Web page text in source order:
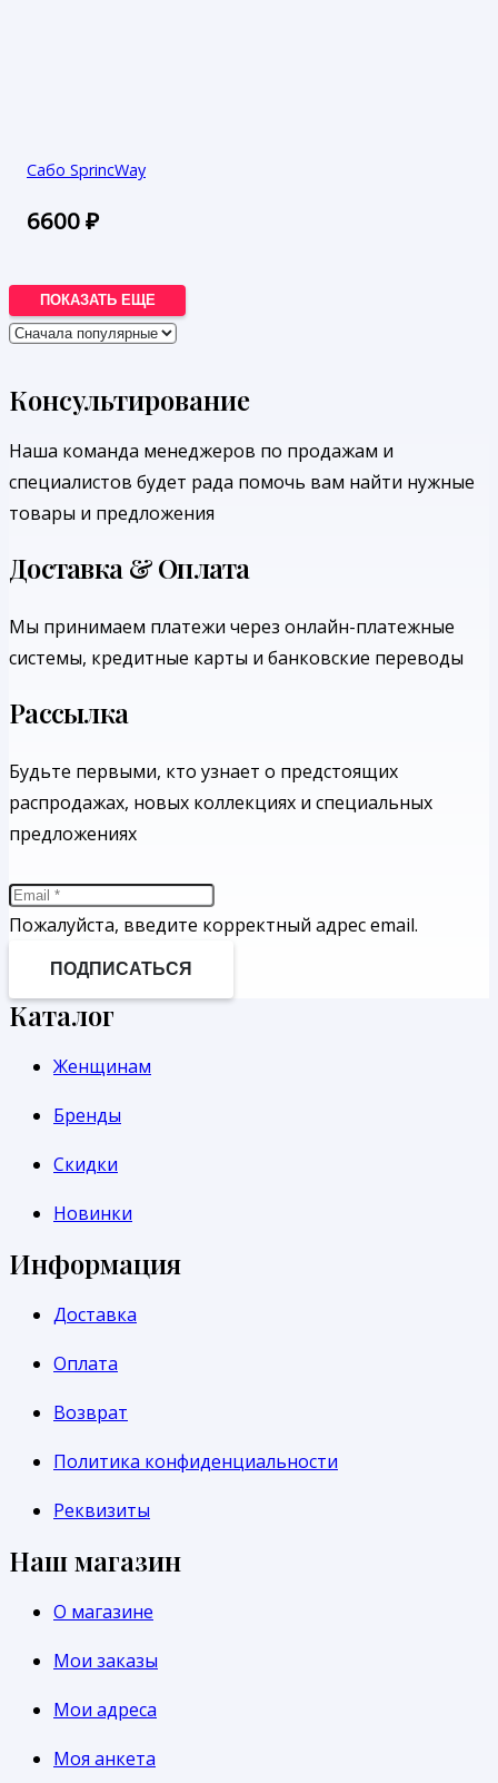
Сабо SprincWay
6600₽
ПОКАЗАТЬ ЕЩЕ
Консультирование
Наша команда менеджеров по продажам и
специалистов будет рада помочь вам найти нужные
товары и предложения
Доставка & Оплата
Мы принимаем платежи через онлайн-платежные
системы, кредитные карты и банковские переводы
Рассылка
Будьте первыми, кто узнает о предстоящих
распродажах, новых коллекциях и специальных
предложениях
Пожалуйста, введите корректный адрес email.
ПОДПИСАТЬСЯ
Каталог
Женщинам
Бренды
Скидки
Новинки
Информация
Доставка
Оплата
Возврат
Политика конфиденциальности
Реквизиты
Наш магазин
О магазине
Мои заказы
Мои адреса
Моя анкета